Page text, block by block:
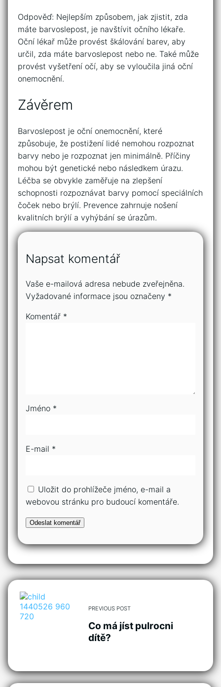
Odpověď: Nejlepším způsobem, jak zjistit, zda
máte barvoslepost, je navštívit očního lékaře.
Oční lékař může provést škálování barev, aby
určil, zda máte barvoslepost nebo ne. Také může
provést vyšetření očí, aby se vyloučila jiná oční
onemocnění.
Závěrem
Barvoslepost je oční onemocnění, které
způsobuje, že postižení lidé nemohou rozpoznat
barvy nebo je rozpoznat jen minimálně. Příčiny
mohou být genetické nebo následkem úrazu.
Léčba se obvykle zaměřuje na zlepšení
schopnosti rozpoznávat barvy pomocí speciálních
čoček nebo brýlí. Prevence zahrnuje nošení
kvalitních brýlí a vyhýbání se úrazům.
Napsat komentář
Vaše e-mailová adresa nebude zveřejněna.
Vyžadované informace jsou označeny *
Komentář *
Jméno *
E-mail *
Uložit do prohlížeče jméno, e-mail a
webovou stránku pro budoucí komentáře.
PREVIOUS POST
Co má jíst pulrocni
dítě?